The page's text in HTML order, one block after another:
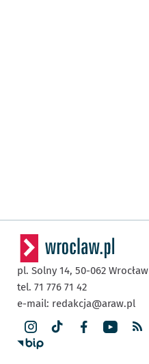
pl. Solny 14, 50-062 Wrocław
tel. 71 776 71 42
e-mail: redakcja@araw.pl